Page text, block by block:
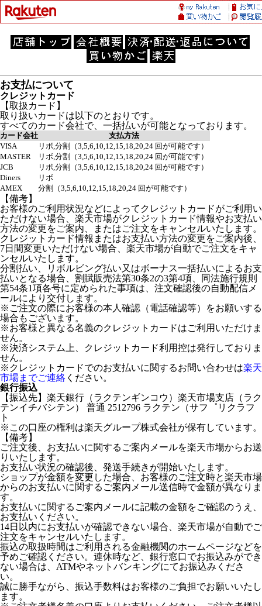
お支払について
クレジットカード
【取扱カード】
取り扱いカードは以下のとおりです。
すべてのカード会社で、一括払いが可能となっております。
カード会社
支払方法
VISA
リボ,分割（3,5,6,10,12,15,18,20,24 回が可能です）
MASTER
リボ,分割（3,5,6,10,12,15,18,20,24 回が可能です）
JCB
リボ,分割（3,5,6,10,12,15,18,20,24 回が可能です）
Diners
リボ
AMEX
分割（3,5,6,10,12,15,18,20,24 回が可能です）
【備考】
お客様のご利用状況などによってクレジットカードがご利用い
ただけない場合、楽天市場がクレジットカード情報やお支払い
方法の変更をご案内、またはご注文をキャンセルいたします。
クレジットカード情報またはお支払い方法の変更をご案内後、
7日間変更いただけない場合、楽天市場が自動でご注文をキャ
ンセルいたします。
分割払い、リボルビング払い又はボーナス一括払いによるお支
払いとなる場合、割賦販売法第30条2の3第4項、同法施行規則
第54条1項各号に定められた事項は、注文確認後の自動配信メ
ールにより交付します。
※ご注文の際にお客様の本人確認（電話確認等）をお願いする
場合もございます。
※お客様と異なる名義のクレジットカードはご利用いただけま
せん。
※決済システム上、クレジットカード利用控は発行しておりま
せん。
※クレジットカードでのお支払いに関するお問い合わせは楽天
市場までご連絡 ください。
銀行振込
【振込先】楽天銀行（ラクテンギンコウ）楽天市場支店（ラク
テンイチバシテン） 普通 2512796 ラクテン（サフ゜リクラフ
ト
※この口座の権利は楽天グループ株式会社が保有しています。
【備考】
ご注文後、お支払いに関するご案内メールを楽天市場からお送
りいたします。
お支払い状況の確認後、発送手続きが開始いたします。
ショップが金額を変更した場合、お客様のご注文時と楽天市場
からのお支払いに関するご案内メール送信時で金額が異なりま
す。
お支払いに関するご案内メールに記載の金額をご確認のうえ、
お支払いください。
14日以内にお支払いが確認できない場合、楽天市場が自動でご
注文をキャンセルいたします。
振込の取扱時間はご利用される金融機関のホームページなどを
予めご確認ください。連休時など、銀行窓口でお振込みができ
ない場合は、ATMやネットバンキングにてお振込みくださ
い。
誠に勝手ながら、振込手数料はお客様のご負担でお願いいたし
ます。